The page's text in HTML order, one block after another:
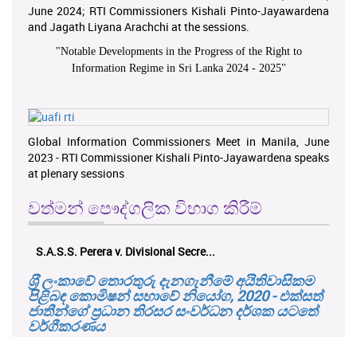
June 2024; RTI Commissioners Kishali Pinto-Jayawardena
and Jagath Liyana Arachchi at the sessions.
"Notable Developments in the Progress of the Right to
Information Regime in Sri Lanka 2024 - 2025"
Global Information Commissioners Meet in Manila, June
2023 - RTI Commissioner Kishali Pinto-Jayawardena speaks
at plenary sessions
වත්මන් පෞද්ගලික විභාග කිරීම්
S.A.S.S. Perera v. Divisional Secre...
ශ‍්‍රී ලංකාවේ තොරතුරු දැනගැනීමේ අයිතිවාසිකම
පිළිබඳ කොමිෂන් සභාවේ නියෝග, 2020 - එක්සත්
ජාතීන්ගේ ප්‍රධාන තිරසර සංවර්ධන දර්ශක යටතේ
වර්ගීකරණය